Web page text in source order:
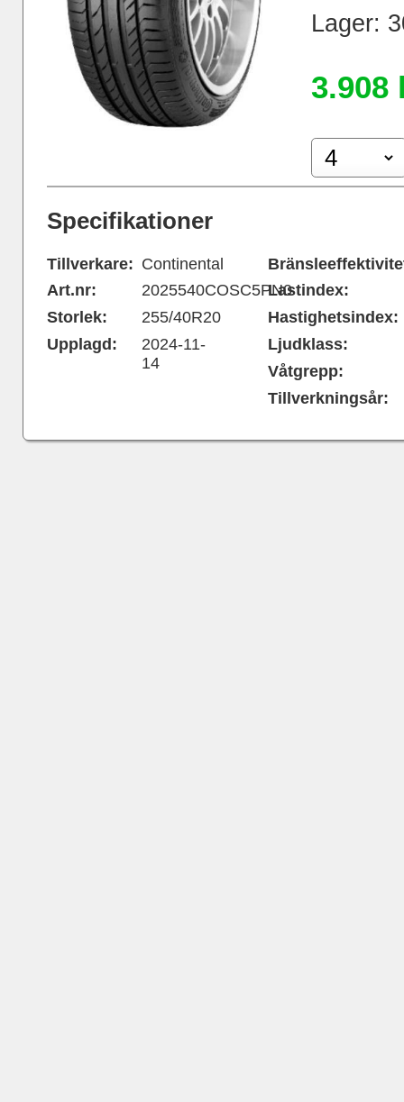
Lager:
3.908
Specifikationer
Tillverkare:
Art.nr:
Storlek:
Upplagd:
Continental
2025540COSC5PN0
255/40R20
2024-11-
14
Lastindex:
Hastighetsindex:
Ljudklass:
Våtgrepp:
Tillverkningsår: